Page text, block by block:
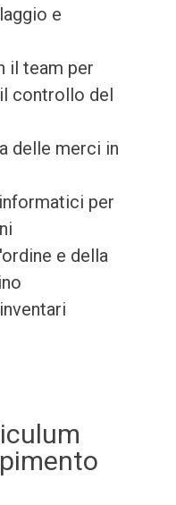
e
il team per
controllo del
delle merci in
per
e della